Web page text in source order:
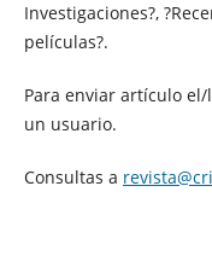
Investigaciones?,
películas?.
Para enviar artículo
un usuario.
Consultas a